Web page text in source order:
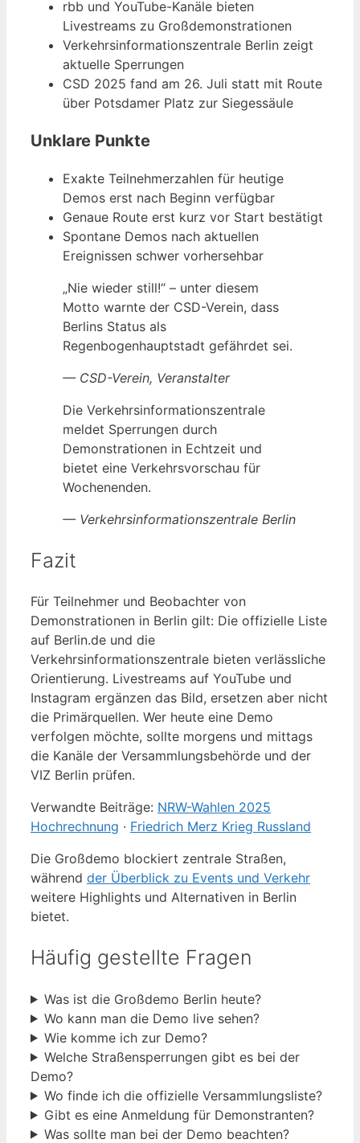
rbb und YouTube-Kanäle bieten
Livestreams zu Großdemonstrationen
Verkehrsinformationszentrale Berlin zeigt
aktuelle Sperrungen
CSD 2025 fand am 26. Juli statt mit Route
über Potsdamer Platz zur Siegessäule
Unklare Punkte
Exakte Teilnehmerzahlen für heutige
Demos erst nach Beginn verfügbar
Genaue Route erst kurz vor Start bestätigt
Spontane Demos nach aktuellen
Ereignissen schwer vorhersehbar
„Nie wieder still!“ – unter diesem
Motto warnte der CSD-Verein, dass
Berlins Status als
Regenbogenhauptstadt gefährdet sei.
— CSD-Verein, Veranstalter
Die Verkehrsinformationszentrale
meldet Sperrungen durch
Demonstrationen in Echtzeit und
bietet eine Verkehrsvorschau für
Wochenenden.
— Verkehrsinformationszentrale Berlin
Fazit
Für Teilnehmer und Beobachter von
Demonstrationen in Berlin gilt: Die offizielle Liste
auf Berlin.de und die
Verkehrsinformationszentrale bieten verlässliche
Orientierung. Livestreams auf YouTube und
Instagram ergänzen das Bild, ersetzen aber nicht
die Primärquellen. Wer heute eine Demo
verfolgen möchte, sollte morgens und mittags
die Kanäle der Versammlungsbehörde und der
VIZ Berlin prüfen.
Verwandte Beiträge: NRW-Wahlen 2025
Hochrechnung · Friedrich Merz Krieg Russland
Die Großdemo blockiert zentrale Straßen,
während der Überblick zu Events und Verkehr
weitere Highlights und Alternativen in Berlin
bietet.
Häufig gestellte Fragen
Was ist die Großdemo Berlin heute?
Wo kann man die Demo live sehen?
Wie komme ich zur Demo?
Welche Straßensperrungen gibt es bei der
Demo?
Wo finde ich die offizielle Versammlungsliste?
Gibt es eine Anmeldung für Demonstranten?
Was sollte man bei der Demo beachten?